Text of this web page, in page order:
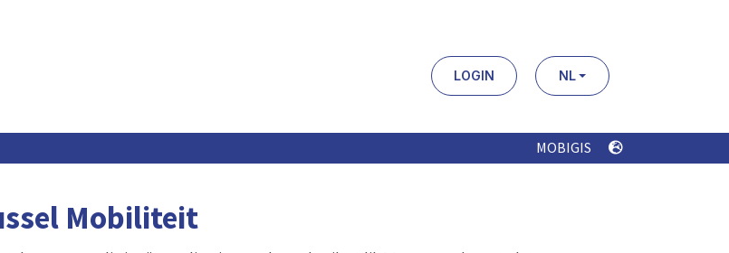
LOGIN NL
MOBIGIS
Mobiliteit